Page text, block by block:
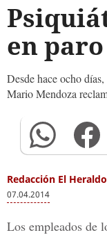
en
Desde hace ocho
Mario Mendoza
Redacción El Heraldo
07.04.2014
Los empleados de